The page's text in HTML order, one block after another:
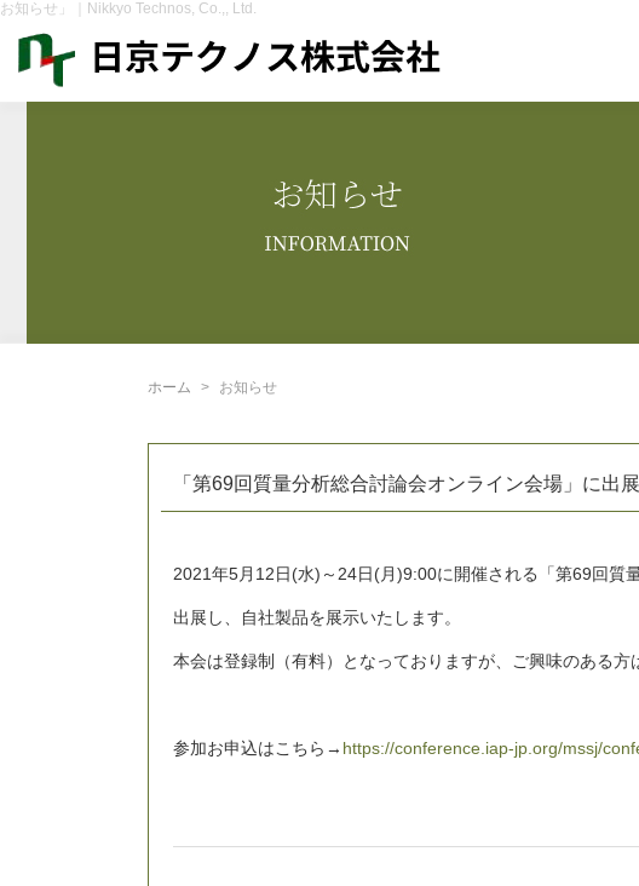
お知らせ」｜Nikkyo Technos, Co.,, Ltd.
ホーム お知らせ
「第69回質量分析総合討論会オンライン会場」に出展
2021年5月12日(水)～24日(月)9:00に開催される「第69回質
出展し、自社製品を展示いたします。
本会は登録制（有料）となっておりますが、ご興味のある方
参加お申込はこちら→ https://conference.iap-jp.org/mssj/